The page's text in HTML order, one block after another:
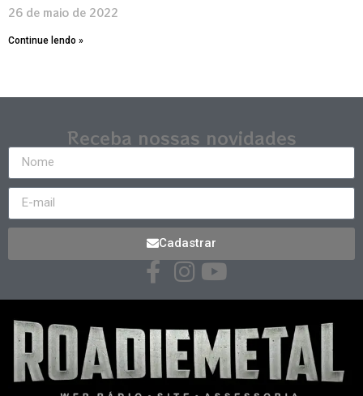
26 de maio de 2022
Continue lendo »
Receba nossas novidades
Cadastrar